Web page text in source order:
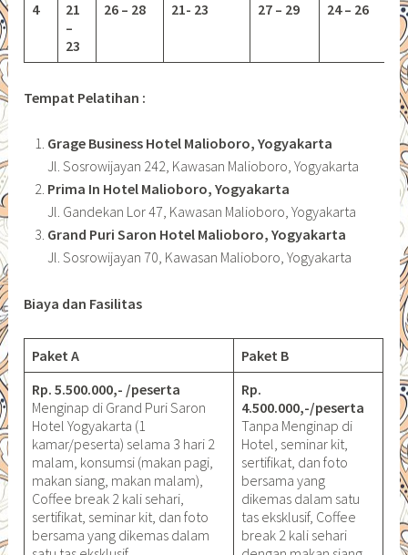
4
21
–
23
26 – 28 21- 23 27 – 29 24 – 26
Tempat Pelatihan :
Grage Business Hotel Malioboro, Yogyakarta
Jl. Sosrowijayan 242, Kawasan Malioboro, Yogyakarta
Prima In Hotel Malioboro, Yogyakarta
Jl. Gandekan Lor 47, Kawasan Malioboro, Yogyakarta
Grand Puri Saron Hotel Malioboro, Yogyakarta
Jl. Sosrowijayan 70, Kawasan Malioboro, Yogyakarta
Biaya dan Fasilitas
Paket A
Paket B
Rp. 5.500.000,- /peserta
Menginap di Grand Puri Saron
Hotel Yogyakarta (1
kamar/peserta) selama 3 hari 2
malam, konsumsi (makan pagi,
makan siang, makan malam),
Coffee break 2 kali sehari,
sertifikat, seminar kit, dan foto
bersama yang dikemas dalam
Rp.
4.500.000,-/peserta
Tanpa Menginap di
Hotel, seminar kit,
sertifikat, dan foto
bersama yang
dikemas dalam satu
tas eksklusif, Coffee
break 2 kali sehari